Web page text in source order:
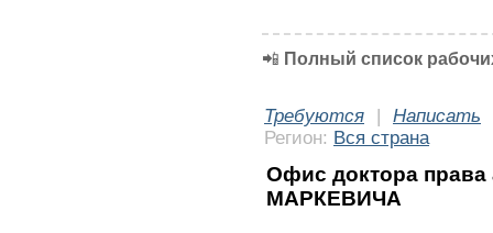
📲 Полный список
Требуются | Написать
Регион: Вся страна
Офис доктора
МАРКЕВИЧА